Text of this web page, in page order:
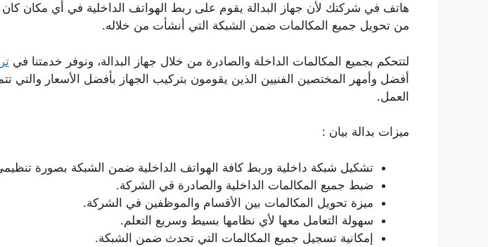
هاتف في شركتك لأن جهاز البدالة يقوم على ربط الهواتف الداخلية في أي مكان
من تحويل جميع المكالمات ضمن الشبكة التي أنشأت من خلاله.
لتتحكم بجميع المكالمات الداخلة والصادرة من خلال جهاز البدالة، ونوفر خدمتنا في
أفضل وأمهر المختصين الفنيين الذين يقومون بتركيب الجهاز بأفضل الأسعار والتي
العمل.
ميزات بدالة بيان :
تشكيل شبكة داخلية وربط كافة الهواتف الداخلية ضمن الشبكة بصورة
ضبط جميع المكالمات الداخلية والصادرة قي الشركة.
ميزة تحويل المكالمات بين الأقسام والموظفين في الشركة.
سهولة التعامل معها لأي نظامها بسيط وسريع التعلم.
إمكانية تسجيل جميع المكالمات التي تحدث ضمن الشبكة.